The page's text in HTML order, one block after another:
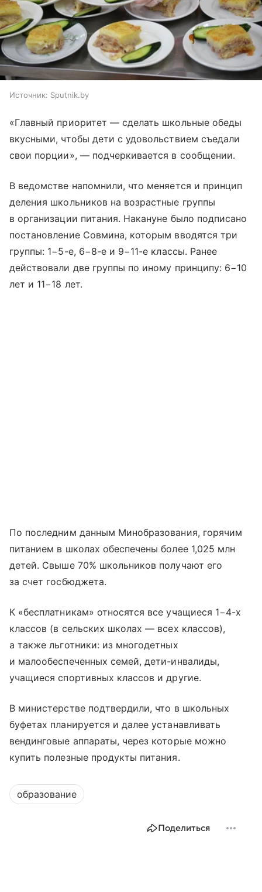
Источник: Sputnik.by
«Главный приоритет — сделать школьные обеды
вкусными, чтобы дети с удовольствием съедали
свои порции», — подчеркивается в сообщении.
В ведомстве напомнили, что меняется и принцип
деления школьников на возрастные группы
в организации питания. Накануне было подписано
постановление Совмина, которым вводятся три
группы: 1−5-е, 6−8-е и 9−11-е классы. Ранее
действовали две группы по иному принципу: 6−10
лет и 11−18 лет.
По последним данным Минобразования, горячим
питанием в школах обеспечены более 1,025 млн
детей. Свыше 70% школьников получают его
за счет госбюджета.
К «бесплатникам» относятся все учащиеся 1−4-х
классов (в сельских школах — всех классов),
а также льготники: из многодетных
и малообеспеченных семей, дети-инвалиды,
учащиеся спортивных классов и другие.
В министерстве подтвердили, что в школьных
буфетах планируется и далее устанавливать
вендинговые аппараты, через которые можно
купить полезные продукты питания.
образование
Поделиться